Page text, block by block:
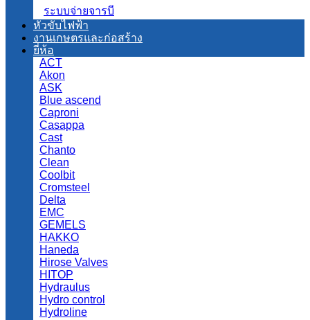
ระบบจ่ายจารบี
หัวขับไฟฟ้า
งานเกษตรและก่อสร้าง
ยี่ห้อ
ACT
Akon
ASK
Blue ascend
Caproni
Casappa
Cast
Chanto
Clean
Coolbit
Cromsteel
Delta
EMC
GEMELS
HAKKO
Haneda
Hirose Valves
HITOP
Hydraulus
Hydro control
Hydroline